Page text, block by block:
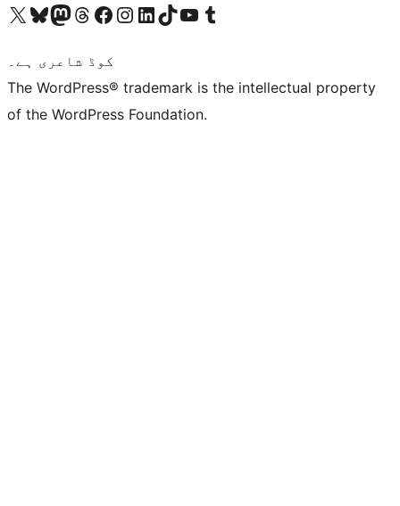
Visit our X (formerly Twitter) account
ہمارے بلیواسکائی اکاؤنٹ پر جائیں
Visit our Mastodon account
ہمارے ٹھریڈز اکاؤنٹ پر جائیں
Visit our Facebook page
Visit our Instagram account
Visit our LinkedIn account
ہمارے ٹک ٹاک اکاؤنٹ پر جائیں
Visit our YouTube channel
ہمارے ٹمبلر اکاؤنٹ پر جائیں
کوڈ شاعری ہے۔
The WordPress® trademark is the intellectual property
of the WordPress Foundation.